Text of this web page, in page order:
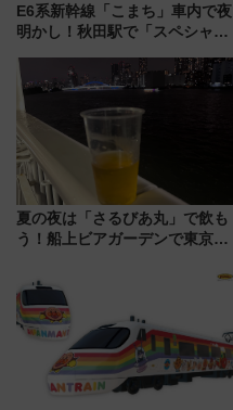
E6系新幹線「こまち」車内で夜
明かし！秋田駅で「スペシャル
法は？
夏の夜は「さるびあ丸」で飲も
う！船上ビアガーデンで東京湾
杯……工場直送生ビールや島グ
ルメが美味い